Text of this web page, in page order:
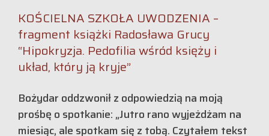
KOŚCIELNA SZKOŁA UWODZENIA –
fragment książki Radosława Grucy
“Hipokryzja. Pedofilia wśród księży i
układ, który ją kryje”
Bożydar oddzwonił z odpowiedzią na moją
prośbę o spotkanie: „Jutro rano wyjeżdżam na
miesiąc, ale spotkam się z tobą. Czytałem tekst